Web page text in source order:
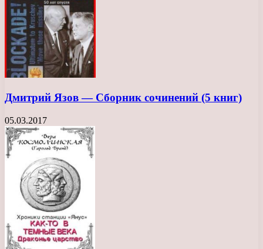
Дмитрий Язов — Сборник сочинений (5 книг)
05.03.2017